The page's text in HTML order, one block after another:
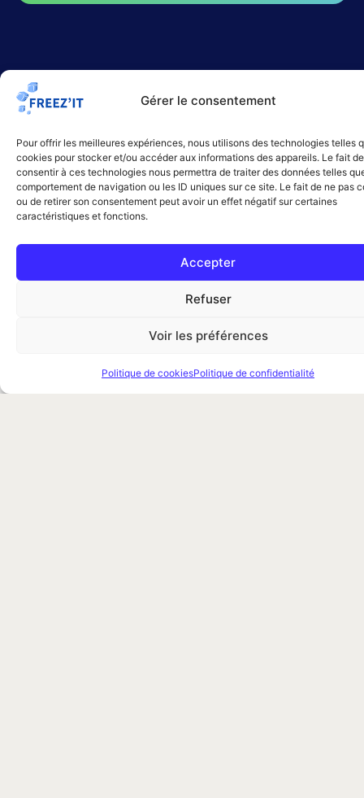
Gérer le consentement
Pour offrir les meilleures expériences, nous utilisons des technologies telles
cookies pour stocker et/ou accéder aux informations des appareils. Le fait de
consentir à ces technologies nous permettra de traiter des données telles
comportement de navigation ou les ID uniques sur ce site. Le fait de ne pas
ou de retirer son consentement peut avoir un effet négatif sur certaines
caractéristiques et fonctions.
Accepter
Refuser
Voir les préférences
Politique de cookiesPolitique de confidentialité
Tarifs et devis :comment
ça se passe ?
Le coût d’une intervention dépend toujours du
nuisible concerné, de la surface, du niveau
un traitement de cafards en cuisine professionnelle
ou une intervention punaises de lit dans un
appartement n’impliquent pas le même protocole.
C’est pour cette raison que Freezit propose
une logique claire : comprendre la situation,